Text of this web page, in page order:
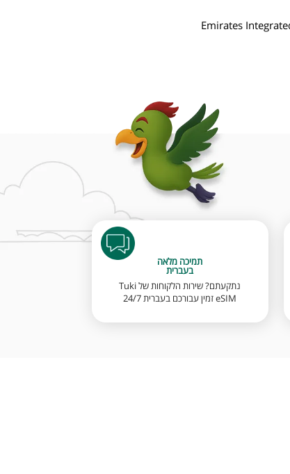
Emirates
תמיכה מלאה
בעברית
נתקעתם? שירות הלקוחות של Tuki
eSIM זמין עבורכם בעברית 24/7